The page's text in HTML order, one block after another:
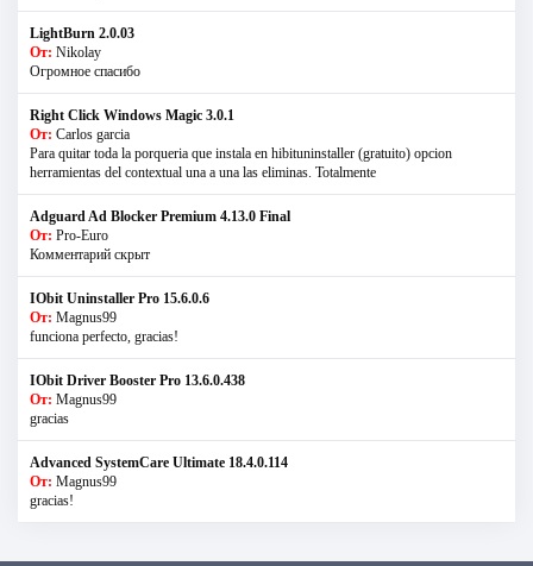
LightBurn 2.0.03
От: Nikolay
Огромное спасибо
Right Click Windows Magic 3.0.1
От: Carlos garcia
Para quitar toda la porqueria que instala en hibituninstaller (gratuito) opcion
herramientas del contextual una a una las eliminas. Totalmente
Adguard Ad Blocker Premium 4.13.0 Final
От: Pro-Euro
Комментарий скрыт
IObit Uninstaller Pro 15.6.0.6
От: Magnus99
funciona perfecto, gracias!
IObit Driver Booster Pro 13.6.0.438
От: Magnus99
gracias
Advanced SystemCare Ultimate 18.4.0.114
От: Magnus99
gracias!